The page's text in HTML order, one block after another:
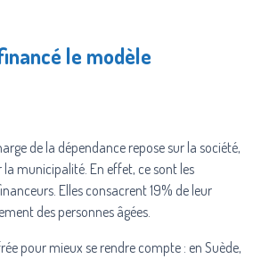
le modèle
de la dépendance repose sur la société,
municipalité. En effet, ce sont les
Elles consacrent 19% de leur
des personnes âgées.
pour mieux se rendre compte : en Suède,